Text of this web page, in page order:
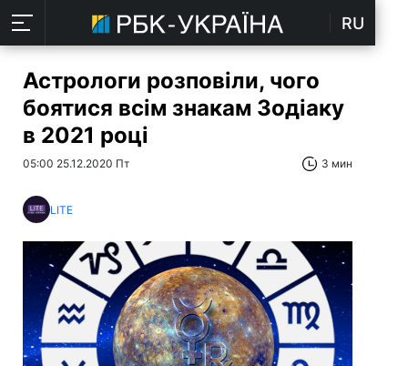
RU
Астрологи розповіли, чого
боятися всім знакам Зодіаку
в 2021 році
05:00 25.12.2020 Пт 3 мин
LITE